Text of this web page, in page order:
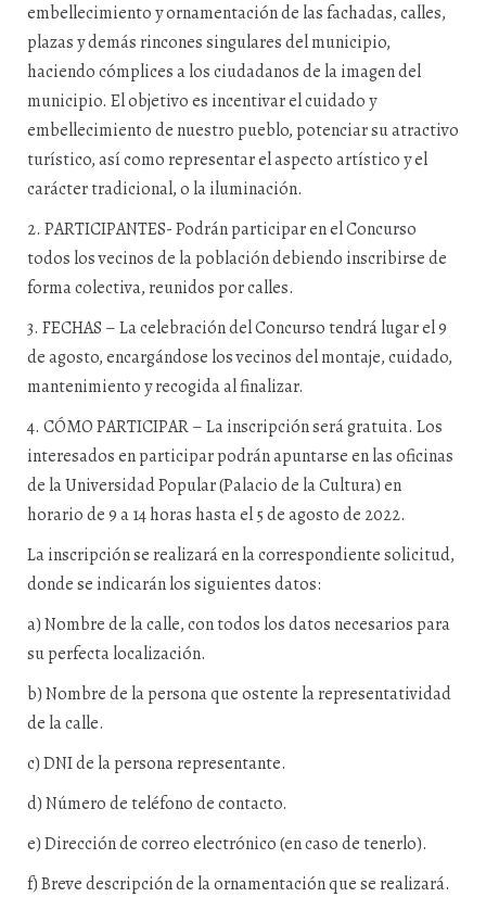
embellecimiento y ornamentación de las fachadas, calles,
plazas y demás rincones singulares del municipio,
haciendo cómplices a los ciudadanos de la imagen del
municipio. El objetivo es incentivar el cuidado y
embellecimiento de nuestro pueblo, potenciar su atractivo
turístico, así como representar el aspecto artístico y el
carácter tradicional, o la iluminación.
2. PARTICIPANTES- Podrán participar en el Concurso
todos los vecinos de la población debiendo inscribirse de
forma colectiva, reunidos por calles.
3. FECHAS – La celebración del Concurso tendrá lugar el 9
de agosto, encargándose los vecinos del montaje, cuidado,
mantenimiento y recogida al finalizar.
4. CÓMO PARTICIPAR – La inscripción será gratuita. Los
interesados en participar podrán apuntarse en las oficinas
de la Universidad Popular (Palacio de la Cultura) en
horario de 9 a 14 horas hasta el 5 de agosto de 2022.
La inscripción se realizará en la correspondiente solicitud,
donde se indicarán los siguientes datos:
a) Nombre de la calle, con todos los datos necesarios para
su perfecta localización.
b) Nombre de la persona que ostente la representatividad
de la calle.
c) DNI de la persona representante.
d) Número de teléfono de contacto.
e) Dirección de correo electrónico (en caso de tenerlo).
f) Breve descripción de la ornamentación que se realizará.